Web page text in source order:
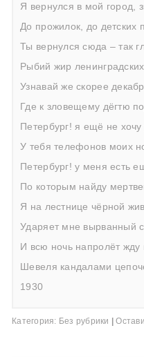
Я вернулся в мой город,
До прожилок, до детских
Ты вернулся сюда – так
Рыбий жир
Узнавай же скорее
Где к зловещему дёгтю
Петербург! я ещё не хочу
У тебя телефонов моих
Петербург! у меня есть
По которым найду
Я на лестнице чёрной
Ударяет мне вырванный
И всю ночь напролёт жду
Шевеля кандалами
1930
Категория: Без рубрики |